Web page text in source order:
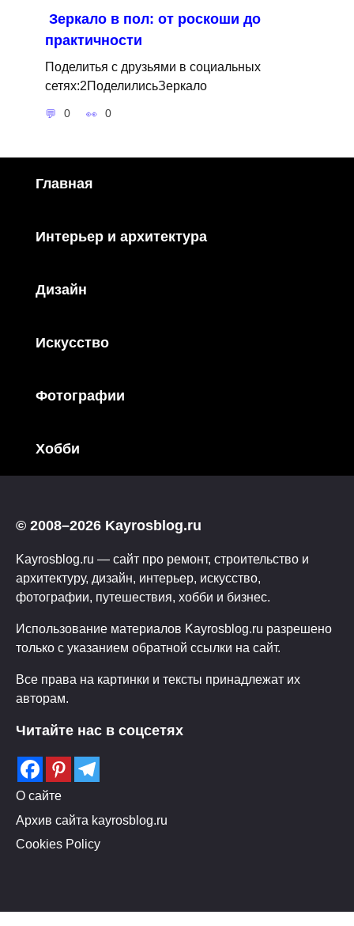
Зеркало в пол: от роскоши до
практичности
Поделитья с друзьями в социальных
сетях:2ПоделилисьЗеркало
0 0
Главная
Интерьер и архитектура
Дизайн
Искусство
Фотографии
Хобби
© 2008–2026 Kayrosblog.ru
Kayrosblog.ru — сайт про ремонт, строительство и
архитектуру, дизайн, интерьер, искусство,
фотографии, путешествия, хобби и бизнес.
Использование материалов Kayrosblog.ru разрешено
только с указанием обратной ссылки на сайт.
Все права на картинки и тексты принадлежат их
авторам.
Читайте нас в соцсетях
О сайте
Архив сайта kayrosblog.ru
Cookies Policy